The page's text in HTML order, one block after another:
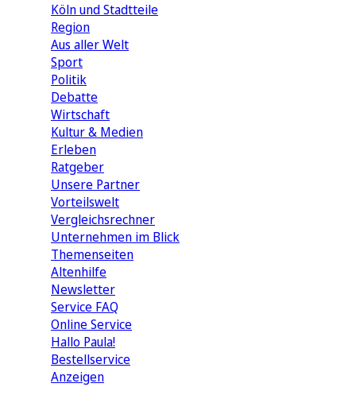
Köln und Stadtteile
Region
Aus aller Welt
Sport
Politik
Debatte
Wirtschaft
Kultur & Medien
Erleben
Ratgeber
Unsere Partner
Vorteilswelt
Vergleichsrechner
Unternehmen im Blick
Themenseiten
Altenhilfe
Newsletter
Service FAQ
Online Service
Hallo Paula!
Bestellservice
Anzeigen